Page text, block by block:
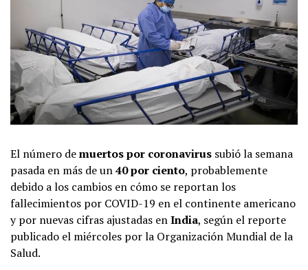
El número demuertos por coronavirus subió la semana
pasada en más de un40 por ciento, probablemente
debido a los cambios en cómo se reportan los
fallecimientos por COVID-19 en el continente americano
y por nuevas cifras ajustadas enIndia, según el reporte
publicado el miércoles por la Organización Mundial de la
Salud.